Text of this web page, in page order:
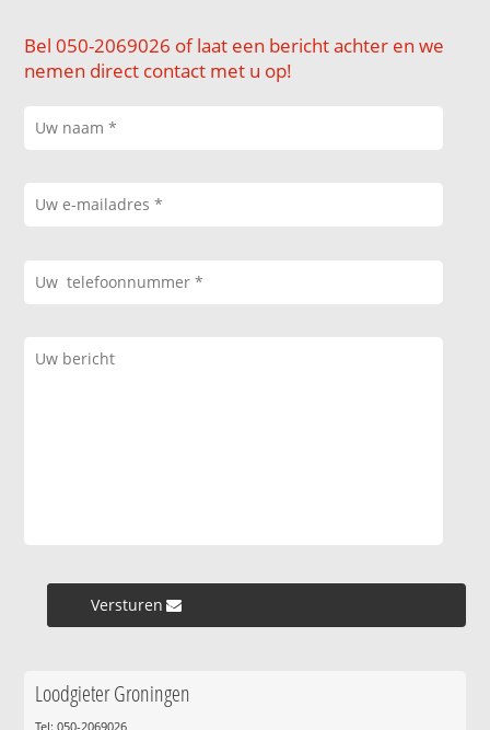
Bel 050-2069026 of laat een bericht achter en we
nemen direct contact met u op!
Versturen »
Loodgieter Groningen
Tel: 050-2069026